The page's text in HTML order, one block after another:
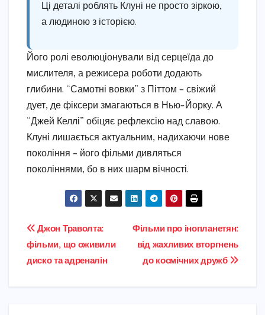
Ці деталі роблять Клуні не просто зіркою,
а людиною з історією.
Його ролі еволюціонували від серцеїда до
мислителя, а режисера роботи додають
глибини. “Самотні вовки” з Піттом – свіжий
дует, де фіксери змагаються в Нью-Йорку. А
“Джей Келлі” обіцяє рефлексію над славою.
Клуні лишається актуальним, надихаючи нове
покоління – його фільми дивляться
поколіннями, бо в них шарм вічності.
Навігація
записів
Фільми про інопланетян:
від жахливих вторгнень
до космічних дружб
Джон Траволта:
фільми, що оживили
диско та адреналін